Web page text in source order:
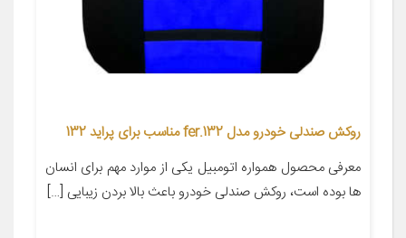
روکش صندلی خودرو مدل fer.132 مناسب برای پراید 132
معرفی محصول همواره اتومبیل یکی از موارد مهم برای انسان
ها بوده است، روکش صندلی خودرو باعث بالا بردن زیبایی […]